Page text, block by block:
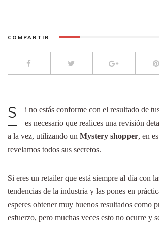
COMPARTIR
S
i no estás conforme con el resultado de
es necesario que realices una revisión
a la vez, utilizando un Mystery shopper, en
revelamos todos sus secretos.
Si eres un retailer que está siempre al día con
tendencias de la industria y las pones en
esperes obtener muy buenos resultados como
esfuerzo, pero muchas veces esto no ocurre y